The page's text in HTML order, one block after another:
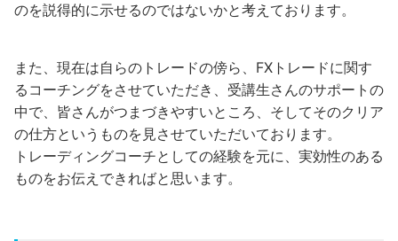
のを説得的に示せるのではないかと考えております。
また、現在は自らのトレードの傍ら、FXトレードに関す
るコーチングをさせていただき、受講生さんのサポートの
中で、皆さんがつまづきやすいところ、そしてそのクリア
の仕方というものを見させていただいております。
トレーディングコーチとしての経験を元に、実効性のある
ものをお伝えできればと思います。